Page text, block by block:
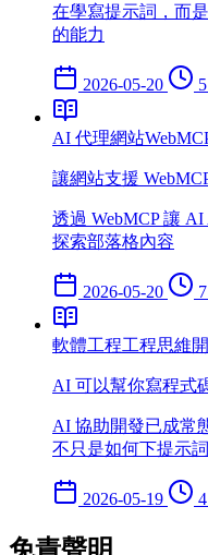
在學寫提示詞，而
的能力
2026-05-20
AI 代理網站
讓網站支援
透過 WebMCP 讓
探索部落格內容
2026-05-20
軟體工程工程思維
AI 可以幫你寫程式
AI 協助開發已成常
不只是如何下提示
2026-05-19